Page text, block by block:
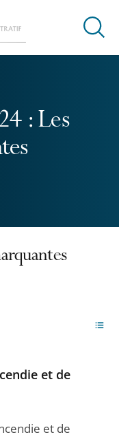
Ouvrir
: Les
et de
et de